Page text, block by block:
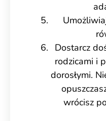
Dostarcz
rodzicami i
dorosłymi.
wrócisz